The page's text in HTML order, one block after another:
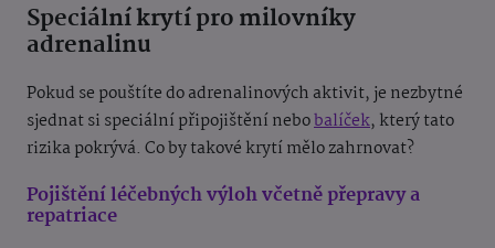
Speciální krytí pro milovníky
adrenalinu
Pokud se pouštíte do adrenalinových aktivit, je nezbytné
sjednat si speciální připojištění nebobalíček, který tato
rizika pokrývá. Co by takové krytí mělo zahrnovat?
Pojištění léčebných výloh včetně přepravy a
repatriace